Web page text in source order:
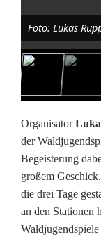
e
i
s
t
e
r
n
ü
b
Foto: Lukas
Organisator
der
Begeisterung
großem
die drei Tage
an den Stationen